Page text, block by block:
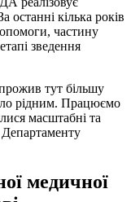
останні кілька років
частину
зведення
тут більшу
рідним. Працюємо
масштабні та
медичної